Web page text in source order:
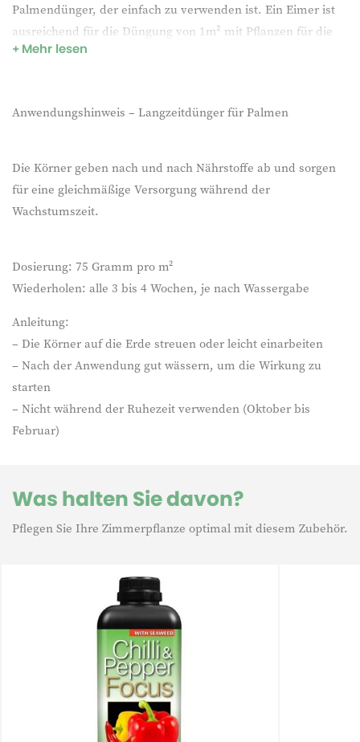
Palmendünger, der einfach zu verwenden ist. Ein Eimer ist
ausreichend für die Düngung von 1m² mit Pflanzen für die
Dauer von 10-12 Monaten und hat ein NPK-Verhältnis von
überdüngen.
Mehr lesen
Was halten Sie davon?
Pflegen Sie Ihre Zimmerpflanze optimal mit diesem Zubehör.
Anwendungshinweis – Langzeitdünger für Palmen
Die Körner geben nach und nach Nährstoffe ab und sorgen
für eine gleichmäßige Versorgung während der
Wachstumszeit.
Dosierung: 75 Gramm pro m²
Wiederholen: alle 3 bis 4 Wochen, je nach Wassergabe
Anleitung:
– Die Körner auf die Erde streuen oder leicht einarbeiten
– Nach der Anwendung gut wässern, um die Wirkung zu
starten
– Nicht während der Ruhezeit verwenden (Oktober bis
Februar)